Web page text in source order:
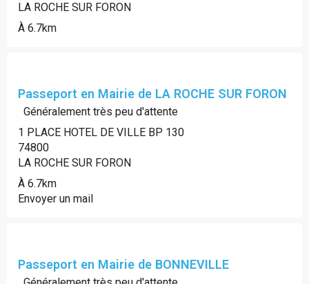
LA ROCHE SUR FORON
À 6.7km
Passeport en Mairie de LA ROCHE SUR FORON
Généralement très peu d'attente
1 PLACE HOTEL DE VILLE BP 130
74800
LA ROCHE SUR FORON
À 6.7km
Envoyer un mail
Passeport en Mairie de BONNEVILLE